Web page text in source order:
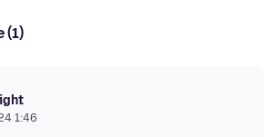
(1)
1:46